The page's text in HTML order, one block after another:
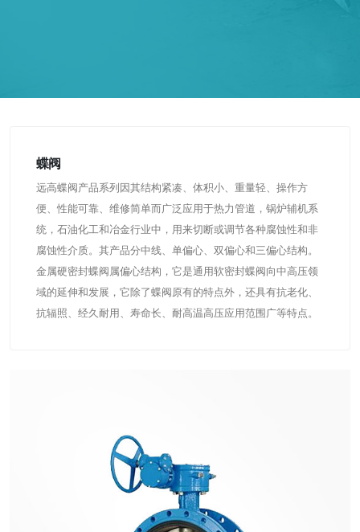
蝶阀
远高蝶阀产品系列因其结构紧凑、体积小、重量轻、操作方
便、性能可靠、维修简单而广泛应用于热力管道，锅炉辅机系
统，石油化工和冶金行业中，用来切断或调节各种腐蚀性和非
腐蚀性介质。其产品分中线、单偏心、双偏心和三偏心结构。
金属硬密封蝶阀属偏心结构，它是通用软密封蝶阀向中高压领
域的延伸和发展，它除了蝶阀原有的特点外，还具有抗老化、
抗辐照、经久耐用、寿命长、耐高温高压应用范围广等特点。